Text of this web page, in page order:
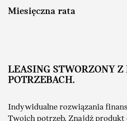
Miesięczna rata
LEASING STWORZONY
POTRZEBACH.
Indywidualne rozwiązania
Twoich potrzeb. Znajdź